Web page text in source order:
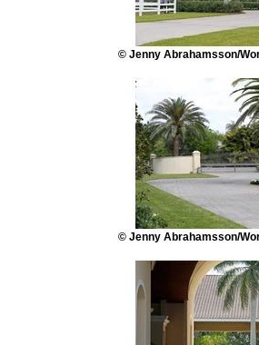
© Jenny Abrahamsson/
© Jenny Abrahamsson/